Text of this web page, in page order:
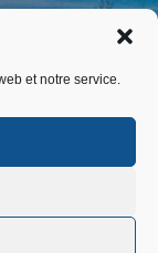
et notre service.